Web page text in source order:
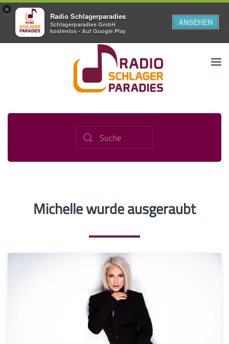
×
Radio Schlagerparadies
Schlagerparadies GmbH
kostenlos - Auf Google Play
ANSEHEN
Michelle wurde ausgeraubt